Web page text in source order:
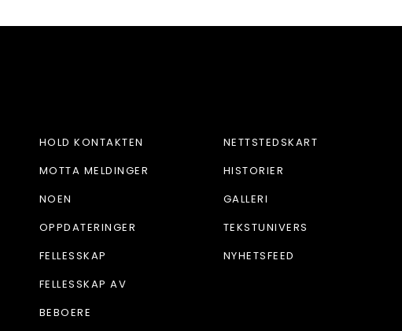
HOLD KONTAKTEN
MOTTA MELDINGER
NOEN
OPPDATERINGER
FELLESSKAP
FELLESSKAP AV
BEBOERE
NETTSTEDSKART
HISTORIER
GALLERI
TEKSTUNIVERS
NYHETSFEED